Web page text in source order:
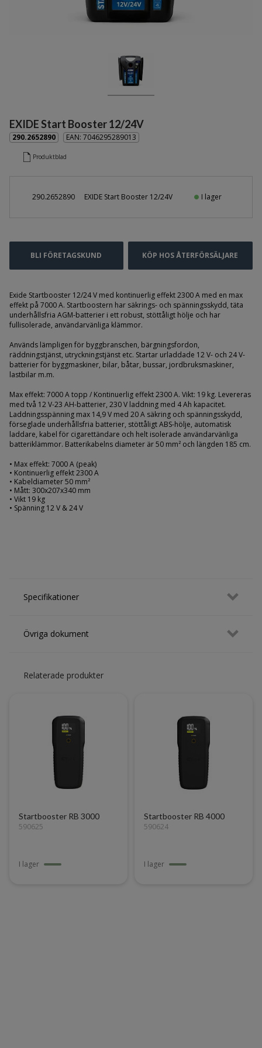
Stöldskydd
Cirkulationspumpar
Spolpumpar
Varningslyktor
Mikrovågsugnar
Verktyg
Skärmar och karosseridetaljer
Lister och gummidetaljer
Fordonsskyltar och backspeglar
Kopplingar
Kampanjer
Branscher
Varumärken
Kundservice & Kontakt
Om oss
Öppettider:
EXIDE Start Booster 12/24V
290.2652890 EAN: 7046295289013
Produktblad
290.2652890 EXIDE Start Booster 12/24V I lager
BLI FÖRETAGSKUND KÖP HOS ÅTERFÖRSÄLJARE
Exide Startbooster 12/24 V med kontinuerlig effekt 2300 A med en max
effekt på 7000 A. Startboostern har säkrings- och spänningsskydd, täta
underhållsfria AGM-batterier i ett robust, stöttåligt hölje och har
fullisolerade, användarvänliga klämmor.
Används lämpligen för byggbranschen, bärgningsfordon,
räddningstjänst, utryckningstjänst etc. Startar urladdade 12 V- och 24 V-
batterier för byggmaskiner, bilar, båtar, bussar, jordbruksmaskiner,
lastbilar m.m.
Max effekt: 7000 A topp / Kontinuerlig effekt 2300 A. Vikt: 19 kg. Levereras
med två 12 V-23 AH-batterier, 230 V laddning med 4 Ah kapacitet.
Laddningsspänning max 14,9 V med 20 A säkring och spänningsskydd,
förseglade underhållsfria batterier, stöttåligt ABS-hölje, automatisk
laddare, kabel för cigarettändare och helt isolerade användarvänliga
batteriklämmor. Batterikabelns diameter är 50 mm² och längden 185 cm.
• Max effekt: 7000 A (peak)
• Kontinuerlig effekt 2300 A
• Kabeldiameter 50 mm²
• Mått: 300x207x340 mm
• Vikt 19 kg
• Spänning 12 V & 24 V
Specifikationer
Övriga dokument
Relaterade produkter
Startbooster RB 3000
590625
I lager
Startbooster RB 4000
590624
I lager